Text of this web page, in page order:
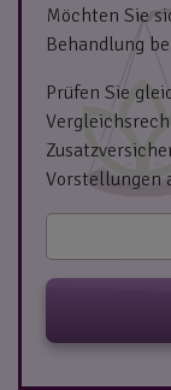
Möchten Sie
Behandlung
Prüfen Sie
Vorstellungen